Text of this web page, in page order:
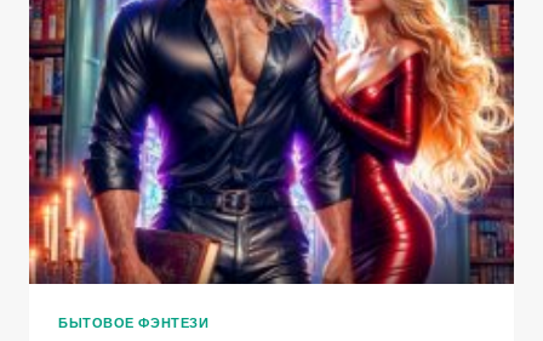
САД
БЫТОВОЕ ФЭНТЕЗИ